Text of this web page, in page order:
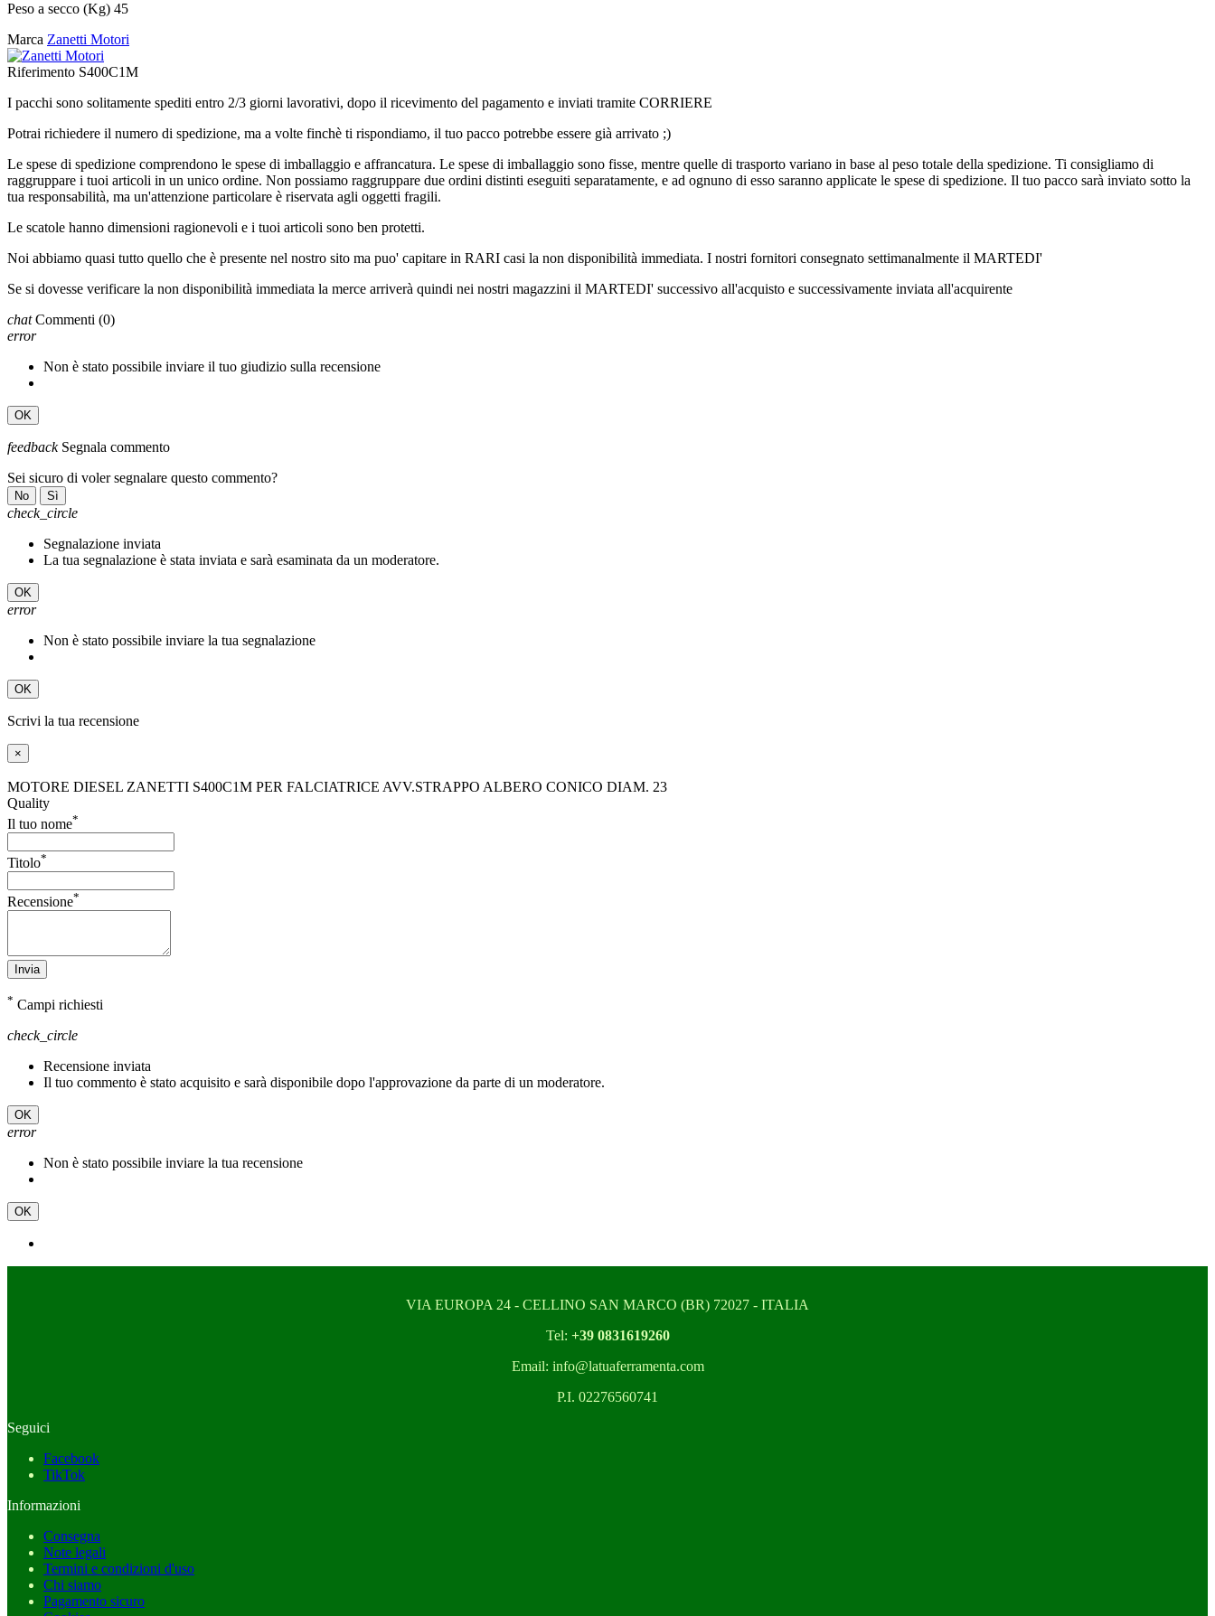
Peso a secco (Kg) 45
Marca Zanetti Motori
Riferimento S400C1M
I pacchi sono solitamente spediti entro 2/3 giorni lavorativi, dopo il ricevimento del pagamento e inviati tramite CORRIERE
Potrai richiedere il numero di spedizione, ma a volte finchè ti rispondiamo, il tuo pacco potrebbe essere già arrivato ;)
Le spese di spedizione comprendono le spese di imballaggio e affrancatura. Le spese di imballaggio sono fisse, mentre quelle di trasporto variano in base al peso totale della spedizione. Ti consigliamo di
raggruppare i tuoi articoli in un unico ordine. Non possiamo raggruppare due ordini distinti eseguiti separatamente, e ad ognuno di esso saranno applicate le spese di spedizione. Il tuo pacco sarà inviato sotto la
tua responsabilità, ma un'attenzione particolare è riservata agli oggetti fragili.
Le scatole hanno dimensioni ragionevoli e i tuoi articoli sono ben protetti.
Noi abbiamo quasi tutto quello che è presente nel nostro sito ma puo' capitare in RARI casi la non disponibilità immediata. I nostri fornitori consegnato settimanalmente il MARTEDI'
Se si dovesse verificare la non disponibilità immediata la merce arriverà quindi nei nostri magazzini il MARTEDI' successivo all'acquisto e successivamente inviata all'acquirente
chat Commenti (0)
error
Non è stato possibile inviare il tuo giudizio sulla recensione
OK
feedback Segnala commento
Sei sicuro di voler segnalare questo commento?
No Sì
check_circle
Segnalazione inviata
La tua segnalazione è stata inviata e sarà esaminata da un moderatore.
OK
error
Non è stato possibile inviare la tua segnalazione
OK
Scrivi la tua recensione
×
MOTORE DIESEL ZANETTI S400C1M PER FALCIATRICE AVV.STRAPPO ALBERO CONICO DIAM. 23
Quality
Il tuo nome*
Titolo*
Recensione*
Invia
* Campi richiesti
check_circle
Recensione inviata
Il tuo commento è stato acquisito e sarà disponibile dopo l'approvazione da parte di un moderatore.
OK
error
Non è stato possibile inviare la tua recensione
OK
VIA EUROPA 24 - CELLINO SAN MARCO (BR) 72027 - ITALIA
Tel: +39 0831619260
Email: info@latuaferramenta.com
P.I. 02276560741
Seguici
Facebook
TikTok
Informazioni
Consegna
Note legali
Termini e condizioni d'uso
Chi siamo
Pagamento sicuro